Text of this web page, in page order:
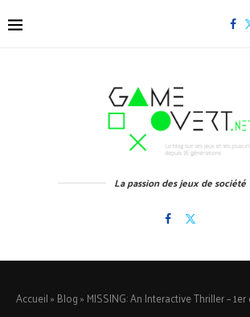
La passion des jeux de société
Accueil» Blog» MISSING: An Interactive Thriller –